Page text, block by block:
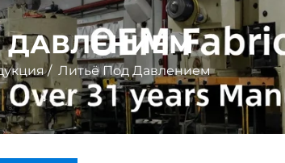
ДАВЛЕНИЕМ
/ Литьё Под Давлением